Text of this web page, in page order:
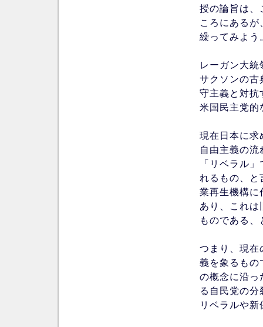
授の論旨は、
ころにある
繰ってみよう
レーガン大
サクソンの古
守主義と対抗
米国民主党的
現在日本に求
自由主義の
「リベラル
れるもの、と
業再生機構に
あり、これは
ものである
つまり、現在
義を象るもの
の概念に沿っ
る自民党の
リベラルや